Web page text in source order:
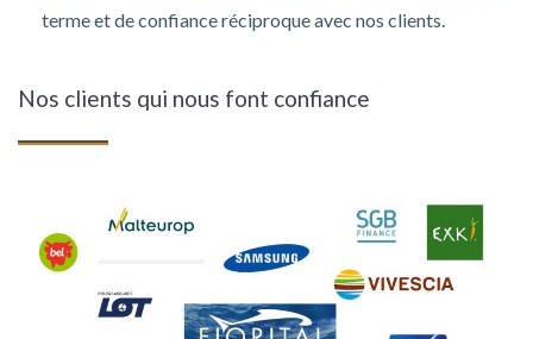
terme et de confiance réciproque avec nos clients.
Nos clients qui nous font confiance